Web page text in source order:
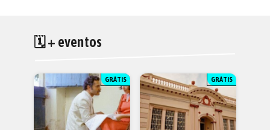
🗓 + eventos
GRÁTIS GRÁTIS